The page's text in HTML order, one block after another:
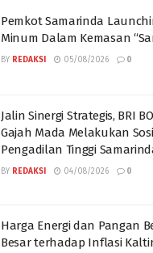
Pemkot Samarinda
Minum Dalam Kemasan
BY REDAKSI 05/08/2026 0
Jalin Sinergi Strategis, BRI
Gajah Mada Melakukan
Pengadilan Tinggi
BY REDAKSI 04/08/2026 0
Harga Energi dan Pangan
Besar terhadap Inflasi